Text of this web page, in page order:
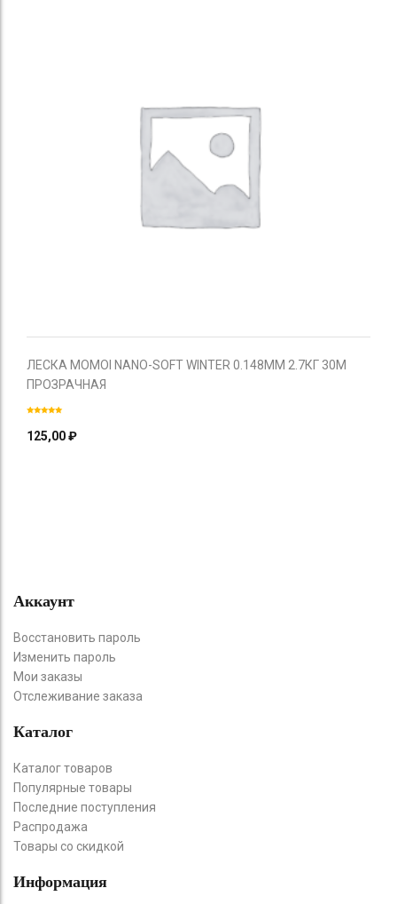
ЛЕСКА MOMOI NANO-SOFT WINTER 0.148ММ 2.7КГ 30М
ПРОЗРАЧНАЯ
125,00₽
Аккаунт
Восстановить пароль
Изменить пароль
Мои заказы
Отслеживание заказа
Каталог
Каталог товаров
Популярные товары
Последние поступления
Распродажа
Товары со скидкой
Информация